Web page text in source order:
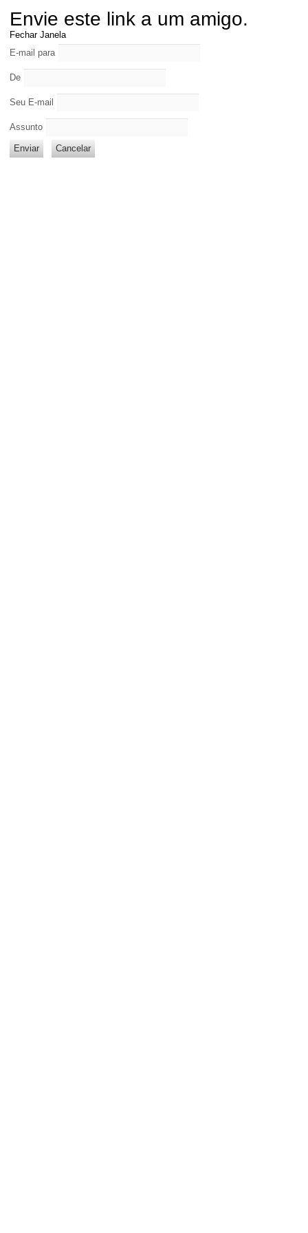
Envie este link a um amigo.
Fechar Janela
E-mail para
De
Seu E-mail
Assunto
Enviar Cancelar